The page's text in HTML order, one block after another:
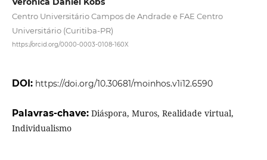
Centro Universitário Campos de Andrade e FAE Centro
Universitário (Curitiba-PR)
https://orcid.org/0000-0003-0108-160X
DOI: https://doi.org/10.30681/moinhos.v1i12.6590
Palavras-chave: Diáspora, Muros, Realidade virtual,
Individualismo